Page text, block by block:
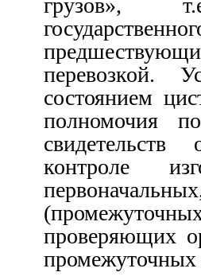
грузов»,
перевозкой.
состоянием
полномочия
контроле
проверяющих
промежуточных